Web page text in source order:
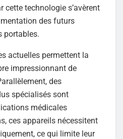
technologie s’avèrent
des futurs
portables.
actuelles permettent la
impressionnant de
des
spécialisés sont
médicales
ces appareils nécessitent
ce qui limite leur